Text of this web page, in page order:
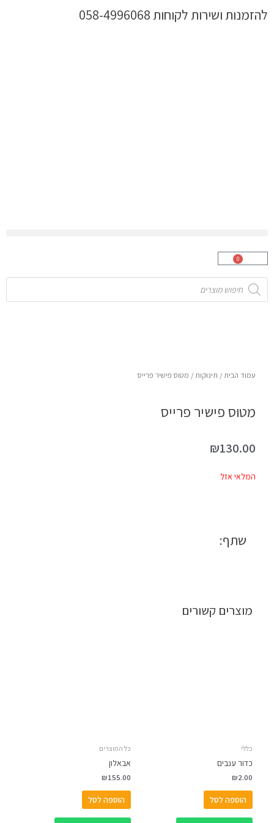
לתוכןלהזמנות ושירות לקוחות 058-4996068
0
עגלת
Products
search
עמוד הבית / תינוקות / מטוס פישיר פרייס
מטוס פישיר פרייס
₪130.00
המלאי אזל
שתף:
מוצרים קשורים
כללי
כדור ענבים
₪2.00
הוספה לסל
כל המוצרים
אבאלון
₪155.00
הוספה לסל